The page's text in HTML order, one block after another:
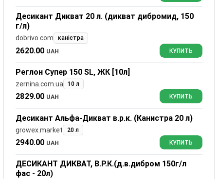
Десикант Дикват 20 л. (дикват дибромид, 150
г/л)
dobrivo.com каністра
2620.00 UAH КУПИТЬ
Реглон Супер 150 SL, ЖК [10л]
zernina.com.ua 10 л
2829.00 UAH КУПИТЬ
Десикант Альфа-Дикват в.р.к. (Канистра 20 л)
growex.market 20 л
2940.00 UAH КУПИТЬ
ДЕСИКАНТ ДИКВАТ, В.Р.К.(д.в.дибром 150г/л
фас - 20л)